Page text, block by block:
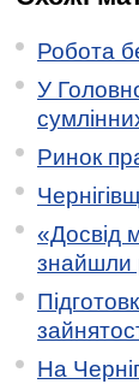
Робота
У
Ринок
«Досвід
знайшли
На